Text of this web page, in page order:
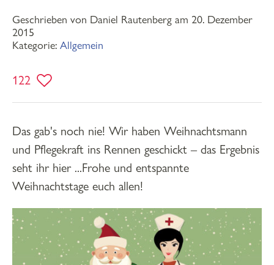
Geschrieben von Daniel Rautenberg am 20. Dezember
2015
Kategorie: Allgemein
122
Das gab's noch nie! Wir haben Weihnachtsmann
und Pflegekraft ins Rennen geschickt – das Ergebnis
seht ihr hier ...Frohe und entspannte
Weihnachtstage euch allen!